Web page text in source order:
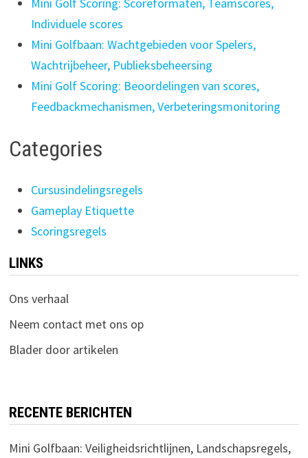
Individuele scores
Mini Golfbaan: Wachtgebieden voor Spelers,
Wachtrijbeheer, Publieksbeheersing
Mini Golf Scoring: Beoordelingen van scores,
Feedbackmechanismen, Verbeteringsmonitoring
Categories
Cursusindelingsregels
Gameplay Etiquette
Scoringsregels
LINKS
Ons verhaal
Neem contact met ons op
Blader door artikelen
RECENTE BERICHTEN
Mini Golfbaan: Veiligheidsrichtlijnen, Landschapsregels,